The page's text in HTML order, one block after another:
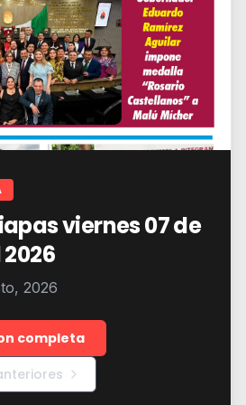
viernes 07 de
2026
completa